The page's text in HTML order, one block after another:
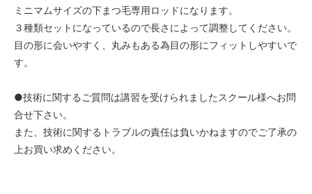
ミニマムサイズの下まつ毛専用ロッドになります。
３種類セットになっているので長さによって調整してください。
目の形に会いやすく、丸みもある為目の形にフィットしやすいで
す。
●技術に関するご質問は講習を受けられましたスクール様へお問
合せ下さい。
また、技術に関するトラブルの責任は負いかねますのでご了承の
上お買い求めください。